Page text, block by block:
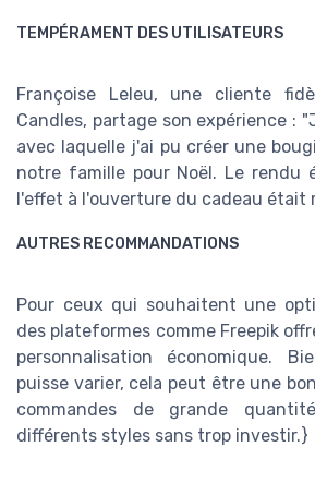
TEMPÉRAMENT DES UTILISATEURS
Françoise Leleu, une cliente
Candles, partage son expérience :
avec laquelle j'ai pu créer une
notre famille pour Noël. Le rendu
l'effet à l'ouverture du cadeau était
AUTRES RECOMMANDATIONS
Pour ceux qui souhaitent une
des plateformes comme Freepik
personnalisation économique.
puisse varier, cela peut être une
commandes de grande
différents styles sans trop investir.}